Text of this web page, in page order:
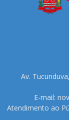
Av.
E-mail:
Atendimento ao